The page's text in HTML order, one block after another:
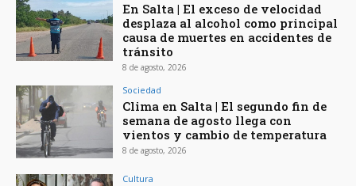
En Salta | El exceso de velocidad
desplaza al alcohol como principal
causa de muertes en accidentes de
tránsito
8 de agosto, 2026
Sociedad
Clima en Salta | El segundo fin de
semana de agosto llega con
vientos y cambio de temperatura
8 de agosto, 2026
Cultura